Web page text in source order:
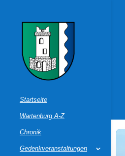
Startseite
Wartenburg A-Z
Chronik
Gedenkveranstaltungen